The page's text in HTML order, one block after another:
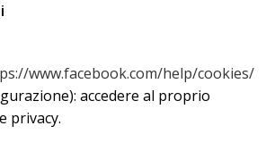
www.facebook.com/help/cookies/
accedere al proprio
privacy.